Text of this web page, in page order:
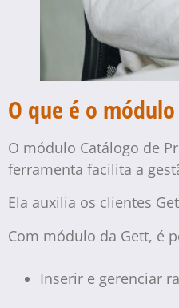
O que é o
O módulo Catálogo de
ferramenta facilita a
Ela auxilia os clientes
Com módulo da Gett, é
Inserir e gerenciar